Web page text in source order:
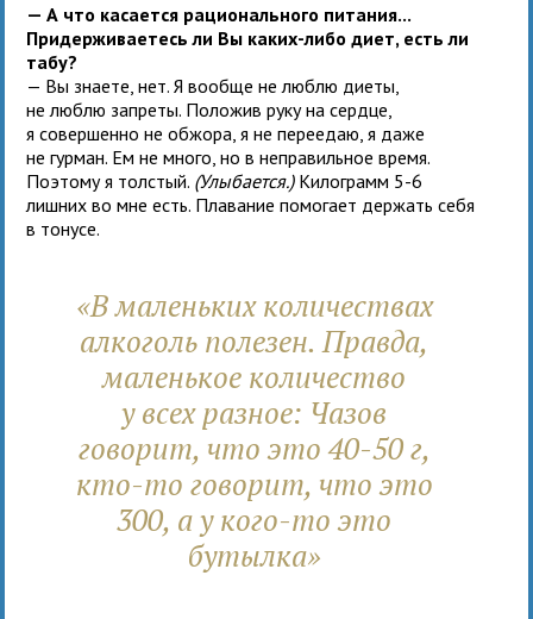
— А что касается рационального питания...
Придерживаетесь ли Вы каких-либо диет, есть ли
табу?
— Вы знаете, нет. Я вообще не люблю диеты,
не люблю запреты. Положив руку на сердце,
я совершенно не обжора, я не переедаю, я даже
не гурман. Ем не много, но в неправильное время.
Поэтому я толстый. (Улыбается.)Килограмм 5-6
лишних во мне есть. Плавание помогает держать себя
в тонусе.
«В маленьких количествах
алкоголь полезен. Правда,
маленькое количество
у всех разное: Чазов
говорит, что это 40-50 г,
кто-то говорит, что это
300, а у кого-то это
бутылка»